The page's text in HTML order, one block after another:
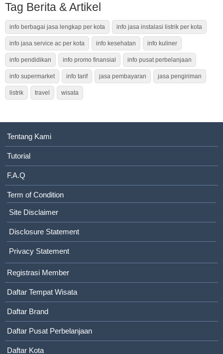
Tag Berita & Artikel
info berbagai jasa lengkap per kota info jasa instalasi listrik per kota
info jasa service ac per kota info kesehatan info kuliner
info pendidikan info promo finansial info pusat perbelanjaan
info supermarket info tarif jasa pembayaran jasa pengiriman
listrik travel wisata
Tentang Kami
Tutorial
F.A.Q
Term of Condition
Site Disclaimer
Disclosure Statement
Privacy Statement
Registrasi Member
Daftar Tempat Wisata
Daftar Brand
Daftar Pusat Perbelanjaan
Daftar Kota